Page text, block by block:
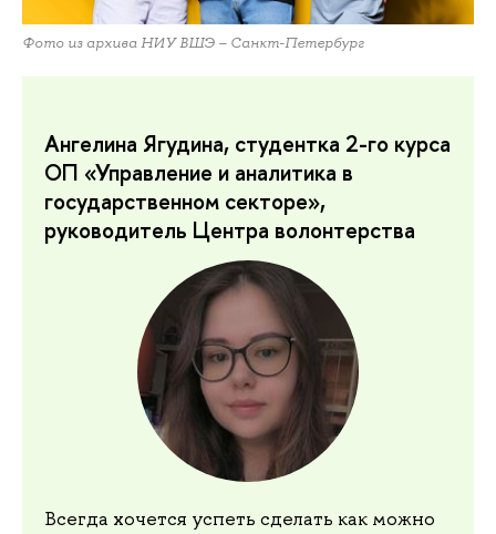
Фото из архива НИУ ВШЭ – Санкт-Петербург
Ангелина Ягудина, студентка 2-го курса
ОП «Управление и аналитика в
государственном секторе»,
руководитель Центра волонтерства
Всегда хочется успеть сделать как можно